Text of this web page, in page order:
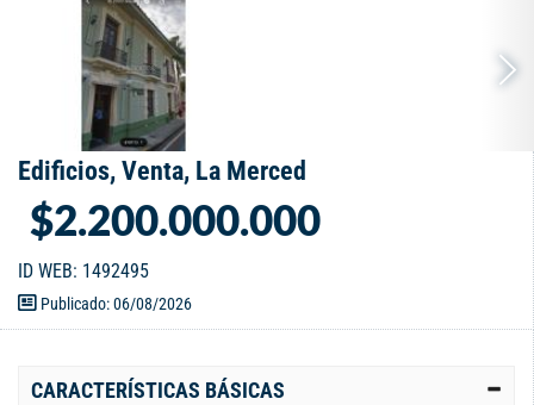
Edificios, Venta, La Merced
$2.200.000.000
ID WEB: 1492495
Publicado: 06/08/2026
CARACTERÍSTICAS BÁSICAS